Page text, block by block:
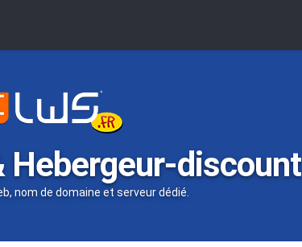
Hebergeur-discount
nom de domaine et serveur dédié.